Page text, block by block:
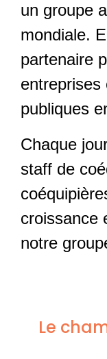
un groupe
mondiale.
partenaire
entreprises
publiques
Chaque
staff de
croissance
notre
Le